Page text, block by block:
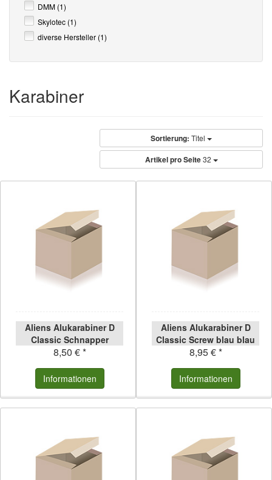
DMM (1)
Skylotec (1)
diverse Hersteller (1)
Karabiner
Sortierung: Titel
Artikel pro Seite 32
Aliens Alukarabiner D
Classic Schnapper
gebogen orange orange
8,50 € *
Informationen
Aliens Alukarabiner D
Classic Screw blau blau
8,95 € *
Informationen